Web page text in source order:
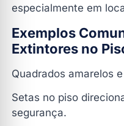
especialmente em
Exemplos
Extintores no
Quadrados amarelos
Setas no piso
segurança.